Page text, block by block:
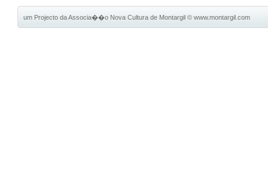
um Projecto da Associa��o Nova Cultura de Montargil©www.montargil.com